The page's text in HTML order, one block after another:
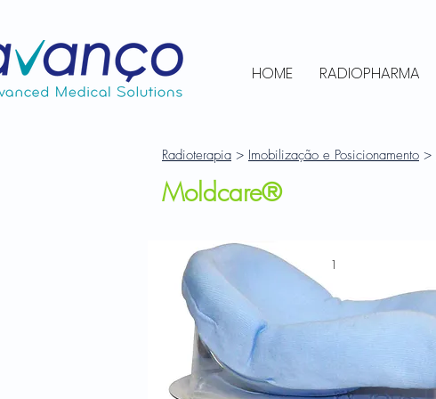
HOME RADIOPHARMA
Radioterapia > Imobilização e Posicionamento >
Moldcare®
1